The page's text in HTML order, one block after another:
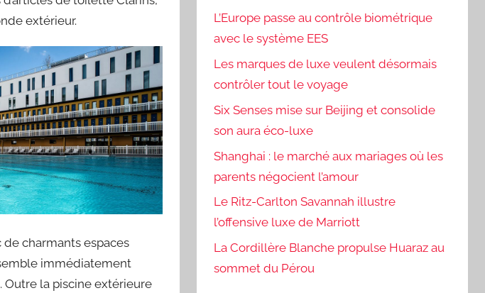
extérieur.
de charmants espaces
immédiatement
Outre la piscine extérieure
L’Europe passe au contrôle biométrique
avec le système EES
Les marques de luxe veulent désormais
contrôler tout le voyage
Six Senses mise sur Beijing et consolide
son aura éco-luxe
Shanghai : le marché aux mariages où les
parents négocient l’amour
Le Ritz-Carlton Savannah illustre
l’offensive luxe de Marriott
La Cordillère Blanche propulse Huaraz au
sommet du Pérou